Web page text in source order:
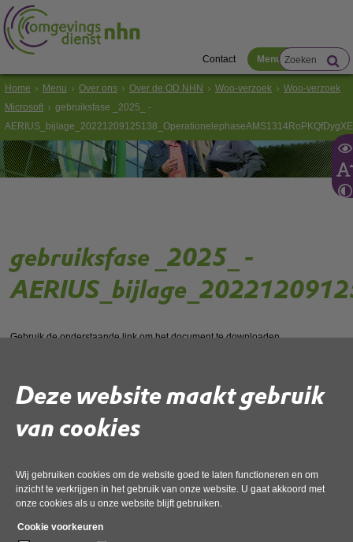
Deze website maakt gebruik
van cookies
Wij gebruiken cookies om de website goed te laten functioneren en om
inzicht te verkrijgen in het gebruik van onze website. U gaat akkoord met
onze cookies als u onze website blijft gebruiken.
Cookie voorkeuren
Contact Menu
Home Menu Over ons Over de OD NHN Woo-verzoek
Woo-verzoek
Microsoft
gebruiksfase _2025_ -
gebruiksfase _2025_ -
Gebruik de onderstaande link om het document te downloaden.
pdf, 689kB
Deel deze pagina